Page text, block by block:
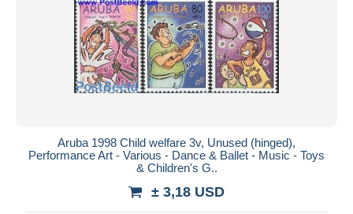
Aruba 1998 Child welfare 3v, Unused (hinged),
Performance Art - Various - Dance & Ballet - Music - Toys
& Children's G..
± 3,18 USD